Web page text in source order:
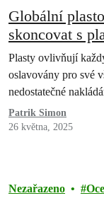
Globální
skoncovat s
Plasty ovlivňují
oslavovány pro své
nedostatečné
Patrik Simon
26 května, 2025
Nezařazeno